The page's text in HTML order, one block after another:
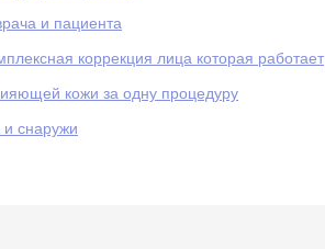
и пациента
коррекция лица которая работает
кожи за одну процедуру
снаружи